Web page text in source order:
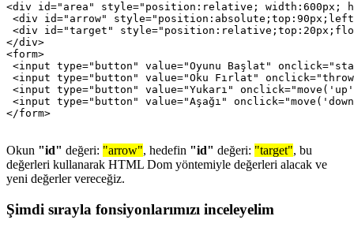
<div id="area" style="position:relative; width:600px;
<div id="arrow"
<div id="target"
</div>
<form>
<input type="button" value="Oyunu Başlat"
<input type="button" value="Oku Fırlat"
<input type="button" value="Yukarı"
<input type="button" value="Aşağı"
Okun "id" değeri: "arrow", hedefin "id" değeri: "target", bu
değerleri kullanarak HTML Dom yöntemiyle değerleri alacak ve
yeni değerler vereceğiz.
Şimdi sırayla fonsiyonlarımızı inceleyelim